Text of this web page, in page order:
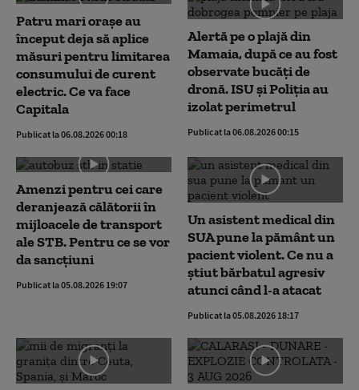
Patru mari orașe au
început deja să aplice
măsuri pentru limitarea
consumului de curent
electric. Ce va face
Capitala
Publicat la 06.08.2026 00:18
Alertă pe o plajă din
Mamaia, după ce au fost
observate bucăți de
dronă. ISU și Poliția au
izolat perimetrul
Publicat la 06.08.2026 00:15
Amenzi pentru cei care
deranjează călătorii în
mijloacele de transport
ale STB. Pentru ce se vor
da sancțiuni
Publicat la 05.08.2026 19:07
Un asistent medical din
SUA pune la pământ un
pacient violent. Ce nu a
știut bărbatul agresiv
atunci când l-a atacat
Publicat la 05.08.2026 18:17